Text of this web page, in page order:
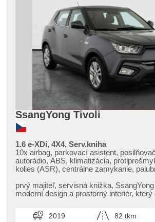
SsangYong Tivoli
1.6 e-XDi, 4X4, Serv.kniha
10x airbag, parkovací asistent,
autorádio, ABS, klimatizácia,
kolies (ASR), centrálne zamykanie,
sedadlá, senzor stieračov, štartovanie
tlaku v pneumatikách, USB, manuálna
prvý majiteľ,​ servisná knižka,​
moderní design a prostorný interiér,​
2019 82 tkm